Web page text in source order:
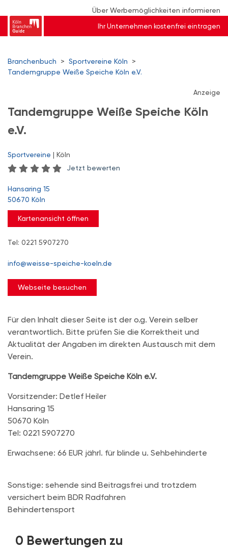
Über Werbemöglichkeiten informieren
Ihr Unternehmen kostenfrei eintragen
Branchenbuch > Sportvereine Köln
>
Tandemgruppe Weiße Speiche Köln e.V.
Anzeige
Tandemgruppe Weiße Speiche Köln
e.V.
Sportvereine | Köln
Jetzt bewerten
Hansaring 15
50670 Köln
Kartenansicht öffnen
Tel: 0221 5907270
info@weisse-speiche-koeln.de
Webseite besuchen
Für den Inhalt dieser Seite ist der o.g. Verein selber
verantwortlich. Bitte prüfen Sie die Korrektheit und
Aktualität der Angaben im direkten Austausch mit dem
Verein.
Tandemgruppe Weiße Speiche Köln e.V.
Vorsitzender: Detlef Heiler
Hansaring 15
50670 Köln
Tel: 0221 5907270
Erwachsene: 66 EUR jährl. für blinde u. Sehbehinderte
Sonstige: sehende sind Beitragsfrei und trotzdem
versichert beim BDR Radfahren
Behindertensport
0 Bewertungen zu